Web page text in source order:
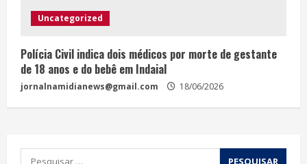
Uncategorized
Polícia Civil indica dois médicos por morte de gestante
de 18 anos e do bebê em Indaial
jornalnamidianews@gmail.com 18/06/2026